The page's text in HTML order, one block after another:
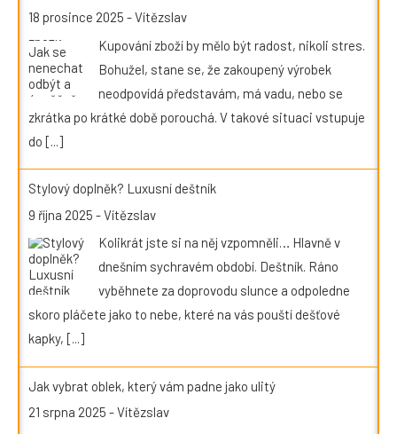
18 prosince 2025 -Vítězslav
Kupování zboží by mělo být radost, nikoli stres.
Bohužel, stane se, že zakoupený výrobek
neodpovídá představám, má vadu, nebo se
zkrátka po krátké době porouchá. V takové situaci vstupuje
do [...]
Stylový doplněk? Luxusní deštník
9 října 2025 -Vítězslav
Kolikrát jste si na něj vzpomněli… Hlavně v
dnešním sychravém období. Deštník. Ráno
vyběhnete za doprovodu slunce a odpoledne
skoro pláčete jako to nebe, které na vás pouští dešťové
kapky, [...]
Jak vybrat oblek, který vám padne jako ulitý
21 srpna 2025 -Vítězslav